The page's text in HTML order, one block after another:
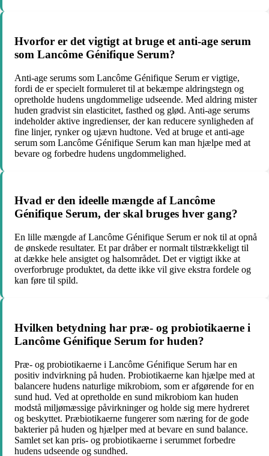
Hvorfor er det vigtigt at bruge et anti-age serum
som Lancôme Génifique Serum?
Anti-age serums som Lancôme Génifique Serum er vigtige,
fordi de er specielt formuleret til at bekæmpe aldringstegn og
opretholde hudens ungdommelige udseende. Med aldring mister
huden gradvist sin elasticitet, fasthed og glød. Anti-age serums
indeholder aktive ingredienser, der kan reducere synligheden af
fine linjer, rynker og ujævn hudtone. Ved at bruge et anti-age
serum som Lancôme Génifique Serum kan man hjælpe med at
bevare og forbedre hudens ungdommelighed.
Hvad er den ideelle mængde af Lancôme
Génifique Serum, der skal bruges hver gang?
En lille mængde af Lancôme Génifique Serum er nok til at opnå
de ønskede resultater. Et par dråber er normalt tilstrækkeligt til
at dække hele ansigtet og halsområdet. Det er vigtigt ikke at
overforbruge produktet, da dette ikke vil give ekstra fordele og
kan føre til spild.
Hvilken betydning har præ- og probiotikaerne i
Lancôme Génifique Serum for huden?
Præ- og probiotikaerne i Lancôme Génifique Serum har en
positiv indvirkning på huden. Probiotikaerne kan hjælpe med at
balancere hudens naturlige mikrobiom, som er afgørende for en
sund hud. Ved at opretholde en sund mikrobiom kan huden
modstå miljømæssige påvirkninger og holde sig mere hydreret
og beskyttet. Præbiotikaerne fungerer som næring for de gode
bakterier på huden og hjælper med at bevare en sund balance.
Samlet set kan pris- og probiotikaerne i serummet forbedre
hudens udseende og sundhed.